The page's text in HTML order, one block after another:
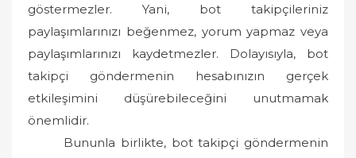
göstermezler. Yani, bot takipçileriniz
paylaşımlarınızı beğenmez, yorum yapmaz veya
paylaşımlarınızı kaydetmezler. Dolayısıyla, bot
takipçi göndermenin hesabınızın gerçek
etkileşimini düşürebileceğini unutmamak
önemlidir.
Bununla birlikte, bot takipçi göndermenin